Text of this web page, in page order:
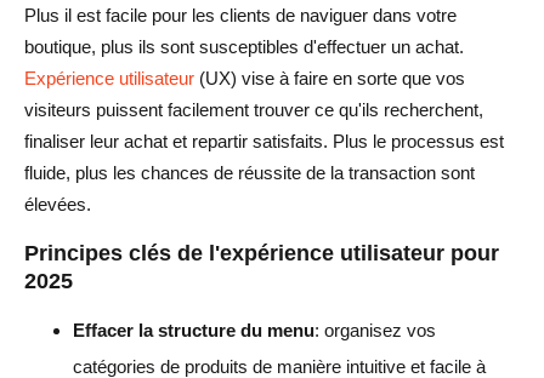
Plus il est facile pour les clients de naviguer dans votre
boutique, plus ils sont susceptibles d'effectuer un achat.
Expérience utilisateur (UX) vise à faire en sorte que vos
visiteurs puissent facilement trouver ce qu'ils recherchent,
finaliser leur achat et repartir satisfaits. Plus le processus est
fluide, plus les chances de réussite de la transaction sont
élevées.
Principes clés de l'expérience utilisateur pour
2025
Effacer la structure du menu: organisez vos
catégories de produits de manière intuitive et facile à